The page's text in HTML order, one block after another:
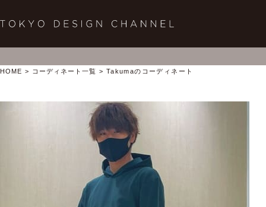
HOME コーディネート一覧 Takumaのコーディネート